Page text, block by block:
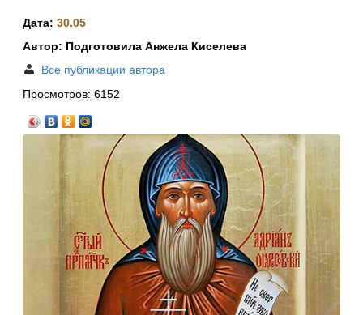
Дата: 30.05
Автор: Подготовила Анжела Киселева
Все публикации автора
Просмотров: 6152